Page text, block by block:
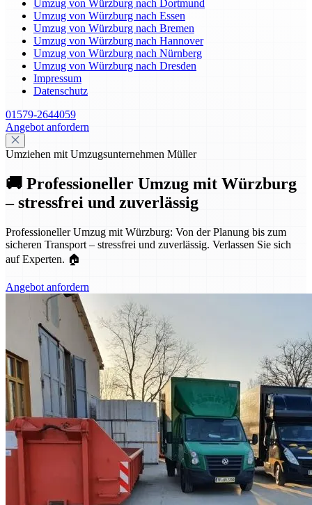
Umzug von Würzburg nach Dortmund
Umzug von Würzburg nach Essen
Umzug von Würzburg nach Bremen
Umzug von Würzburg nach Hannover
Umzug von Würzburg nach Nürnberg
Umzug von Würzburg nach Dresden
Impressum
Datenschutz
01579-2644059
Angebot anfordern
Umziehen mit Umzugsunternehmen Müller
🚚 Professioneller Umzug mit Würzburg
– stressfrei und zuverlässig
Professioneller Umzug mit Würzburg: Von der Planung bis zum
sicheren Transport – stressfrei und zuverlässig. Verlassen Sie sich
auf Experten. 🏠
Angebot anfordern